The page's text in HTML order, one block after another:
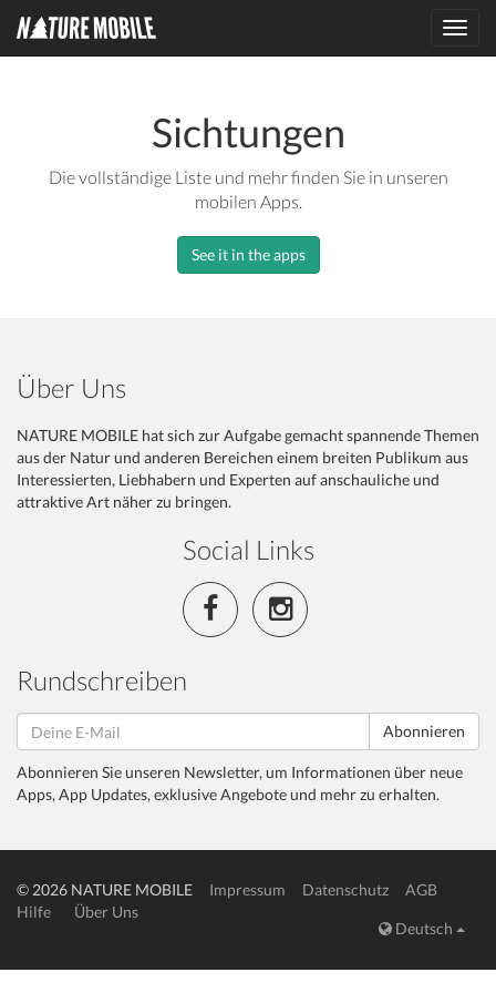
Sichtungen
Die vollständige Liste und mehr finden Sie in unseren
mobilen Apps.
See it in the apps
Über Uns
NATURE MOBILE hat sich zur Aufgabe gemacht spannende Themen
aus der Natur und anderen Bereichen einem breiten Publikum aus
Interessierten, Liebhabern und Experten auf anschauliche und
attraktive Art näher zu bringen.
Social Links
Rundschreiben
Abonnieren
Abonnieren Sie unseren Newsletter, um Informationen über neue
Apps, App Updates, exklusive Angebote und mehr zu erhalten.
© 2026 NATURE MOBILE Impressum Datenschutz
AGB
Hilfe
Über Uns
Deutsch